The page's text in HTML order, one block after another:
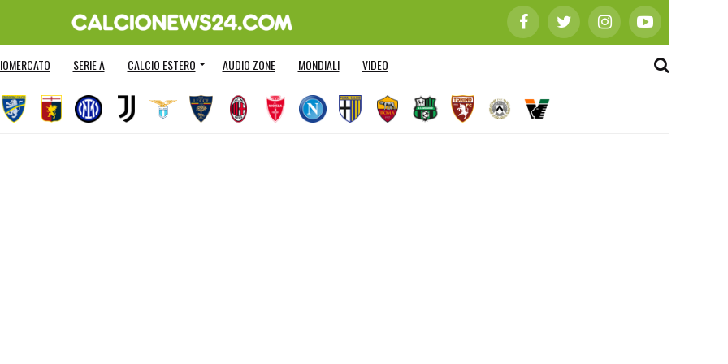
SERIE A CALCIO ESTERO AUDIO ZONE MONDIALI VIDEO